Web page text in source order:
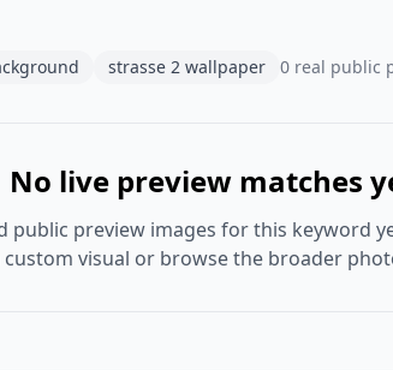
strasse 2 wallpaper 0 real public
No live preview matches
public preview images for this keyword
visual or browse the broader